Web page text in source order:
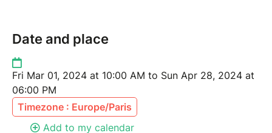
Date and place
Fri Mar 01, 2024 at 10:00 AM to Sun Apr 28, 2024 at
06:00 PM
Timezone : Europe/Paris
Add to my calendar